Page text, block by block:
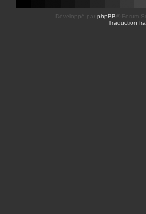
Développé par phpBB ® Forum
Traduction